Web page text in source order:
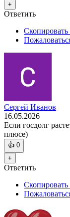
+
Ответить
Скопировать
Сергей Иванов
16.05.2026
Если госдолг
плюсе)
👍 0
+
Ответить
Скопировать